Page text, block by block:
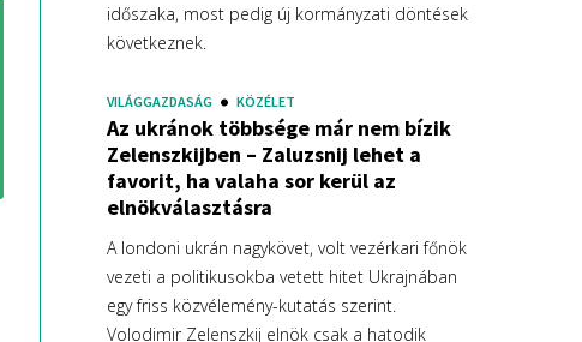
időszaka, most pedig új kormányzati döntések
következnek.
VILÁGGAZDASÁG KÖZÉLET
Az ukránok többsége már nem bízik
Zelenszkijben – Zaluzsnij lehet a
favorit, ha valaha sor kerül az
elnökválasztásra
A londoni ukrán nagykövet, volt vezérkari főnök
vezeti a politikusokba vetett hitet Ukrajnában
egy friss közvélemény-kutatás szerint.
Volodimir Zelenszkij elnök csak a hatodik